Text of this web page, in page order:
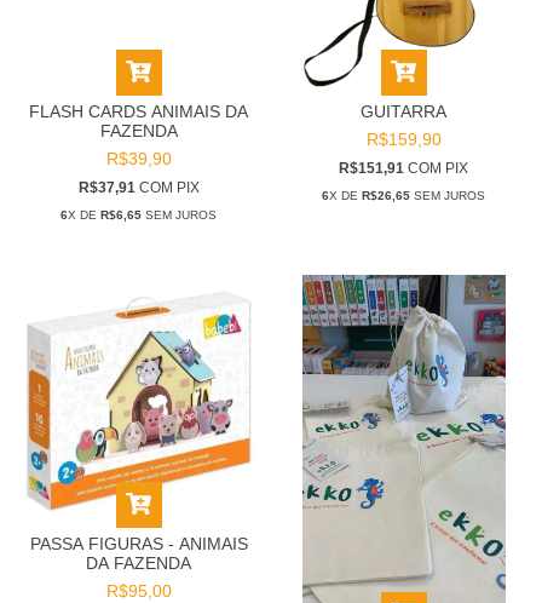
FLASH CARDS ANIMAIS DA
FAZENDA
R$39,90
R$37,91 COM PIX
6X DE R$6,65 SEM JUROS
GUITARRA
R$159,90
R$151,91 COM PIX
6X DE R$26,65 SEM JUROS
PASSA FIGURAS - ANIMAIS
DA FAZENDA
R$95,00